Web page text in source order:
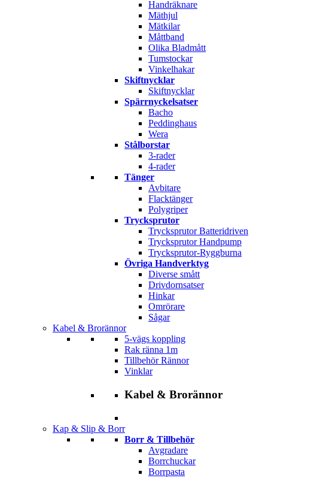
Handräknare
Mäthjul
Mätkilar
Måttband
Olika Bladmått
Tumstockar
Vinkelhakar
Skiftnycklar
Skiftnycklar
Spärrnyckelsatser
Bacho
Peddinghaus
Wera
Stålborstar
3-rader
4-rader
Tänger
Avbitare
Flacktänger
Polygriper
Trycksprutor
Trycksprutor Batteridriven
Trycksprutor Handpump
Trycksprutor-Ryggburna
Övriga Handverktyg
Diverse smått
Drivdornsatser
Hinkar
Omrörare
Sågar
Kabel & Brorännor
5-vägs koppling
Rak ränna 1m
Tillbehör Rännor
Vinklar
Kabel & Brorännor
Kap & Slip & Borr
Borr & Tillbehör
Avgradare
Borrchuckar
Borrpasta